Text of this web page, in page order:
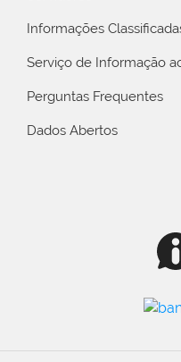
Informações
Serviço de Informação
Perguntas Frequentes
Dados Abertos